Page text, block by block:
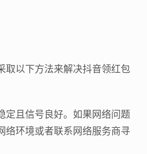
取以下方法来解决抖音领红包
定且信号良好。如果网络问题
络环境或者联系网络服务商寻